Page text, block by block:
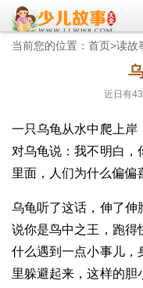
当前您的位置： 首页>读故
近日有43
一只乌龟从水中爬上岸
对乌龟说：我不明白，
里面，人们为什么偏偏
乌龟听了这话，伸了伸
说你是鸟中之王，跑得
什么遇到一点小事儿，
里躲避起来，这样的胆